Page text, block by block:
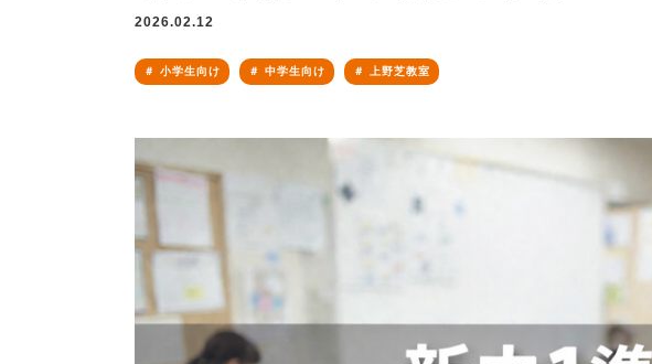
2026.02.12
小学生向け 中学生向け 上野芝教室